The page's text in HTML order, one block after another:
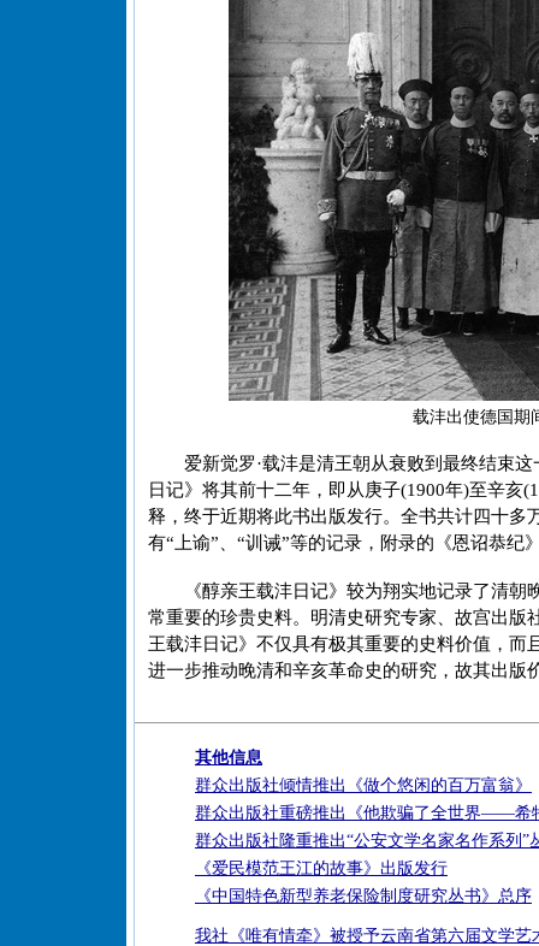
载沣出使德国期
爱新觉罗·载沣是清王朝从衰败到最终结束
日记》将其前十二年，即从庚子(1900年)至辛亥
释，终于近期将此书出版发行。全书共计四十
有“上谕”、“训诫”等的记录，附录的《恩诏恭纪
《醇亲王载沣日记》较为翔实地记录了清
常重要的珍贵史料。明清史研究专家、故宫出版
王载沣日记》不仅具有极其重要的史料价值，
进一步推动晚清和辛亥革命史的研究，故其出版
其他信息
群众出版社倾情推出《做个悠闲的百万富翁》
群众出版社重磅推出《他欺骗了全世界——希
群众出版社隆重推出“公安文学名家名作系列”
《爱民模范王江的故事》出版发行
《中国特色新型养老保险制度研究丛书》总序
我社《唯有情牵》被授予云南省第六届文学艺